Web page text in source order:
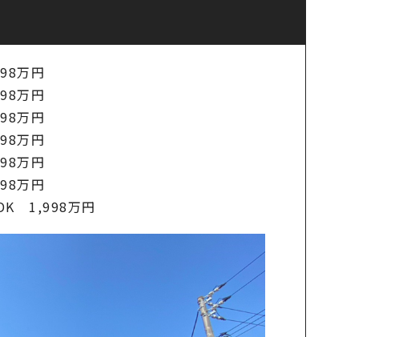
事業案内
建築・不動産事業
環境リサイクル事業
万円
円
万円
万円
万円
万円
1,998万円